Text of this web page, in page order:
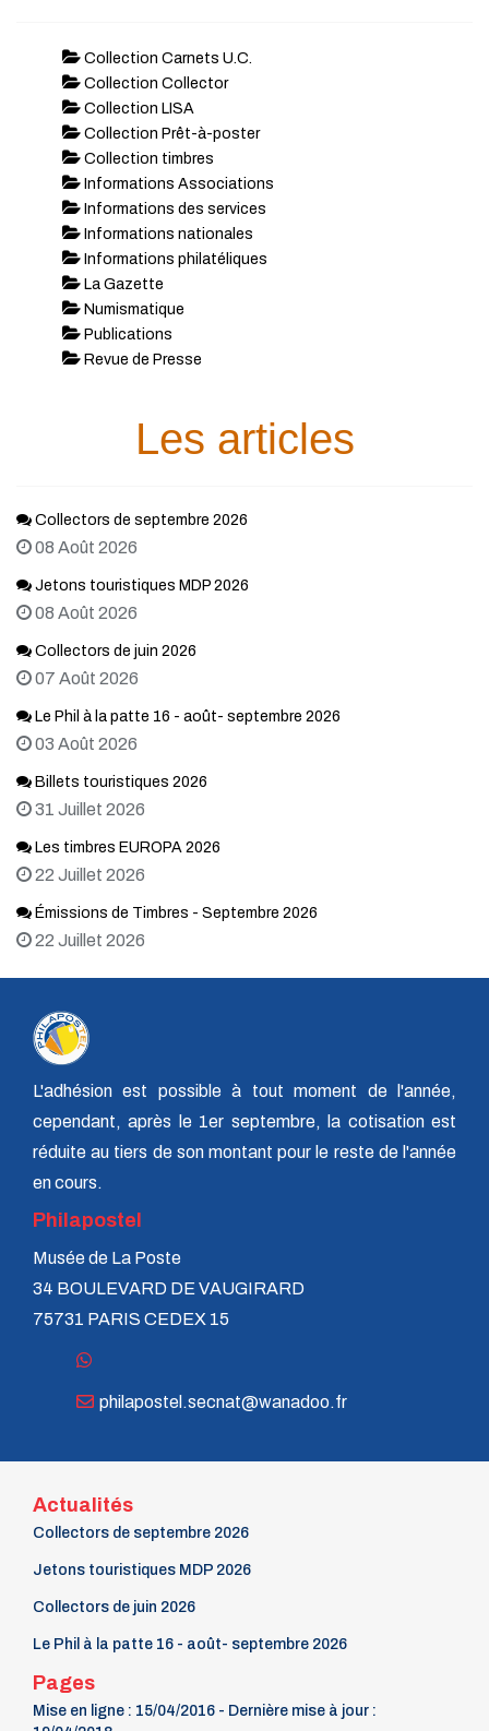
Collection Carnets U.C.
Collection Collector
Collection LISA
Collection Prêt-à-poster
Collection timbres
Informations Associations
Informations des services
Informations nationales
Informations philatéliques
La Gazette
Numismatique
Publications
Revue de Presse
Les articles
Collectors de septembre 2026
08 Août 2026
Jetons touristiques MDP 2026
08 Août 2026
Collectors de juin 2026
07 Août 2026
Le Phil à la patte 16 - août- septembre 2026
03 Août 2026
Billets touristiques 2026
31 Juillet 2026
Les timbres EUROPA 2026
22 Juillet 2026
Émissions de Timbres - Septembre 2026
22 Juillet 2026
L'adhésion est possible à tout moment de l'année,
cependant, après le 1er septembre, la cotisation est
réduite au tiers de son montant pour le reste de l'année
en cours.
Philapostel
Musée de La Poste
34 BOULEVARD DE VAUGIRARD
75731 PARIS CEDEX 15
philapostel.secnat@wanadoo.fr
Actualités
Collectors de septembre 2026
Jetons touristiques MDP 2026
Collectors de juin 2026
Le Phil à la patte 16 - août- septembre 2026
Pages
Mise en ligne : 15/04/2016 - Dernière mise à jour :